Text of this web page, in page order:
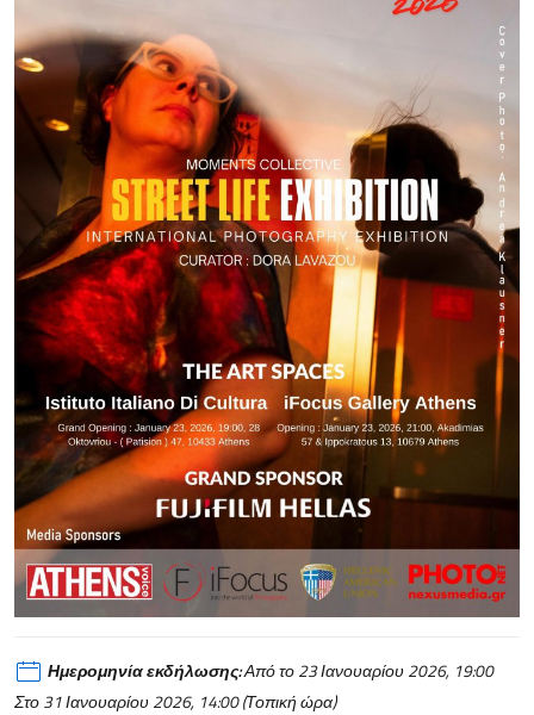
Ημερομηνία εκδήλωσης:Από το 23 Ιανουαρίου 2026, 19:00
Στο 31 Ιανουαρίου 2026, 14:00 (Τοπική ώρα)